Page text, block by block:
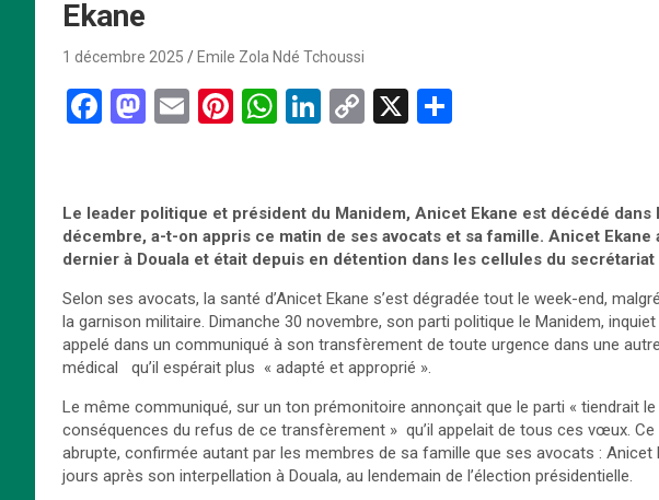
Ekane
1 décembre 2025 Emile Zola Ndé Tchoussi
F
b
o
k
M
o
d
n
E
Pi
es
t
W
s
A
p
p
Li
dI
n
C
Li
n
X
g
er
Le leader politique et président du Manidem, Anicet Ekane est décédé
décembre, a-t-on appris ce matin de ses avocats et sa famille. Anicet
dernier à Douala et était depuis en détention dans les cellules du secrétariat
Selon ses avocats, la santé d’Anicet Ekane s’est dégradée tout le week-end,
la garnison militaire. Dimanche 30 novembre, son parti politique le Manidem,
appelé dans un communiqué à son transfèrement de toute urgence dans une
médical qu’il espérait plus « adapté et approprié ».
Le même communiqué, sur un ton prémonitoire annonçait que le parti « tiendrait
conséquences du refus de ce transfèrement » qu’il appelait de tous ces vœux.
abrupte, confirmée autant par les membres de sa famille que ses avocats : Anicet
jours après son interpellation à Douala, au lendemain de l’élection présidentielle.